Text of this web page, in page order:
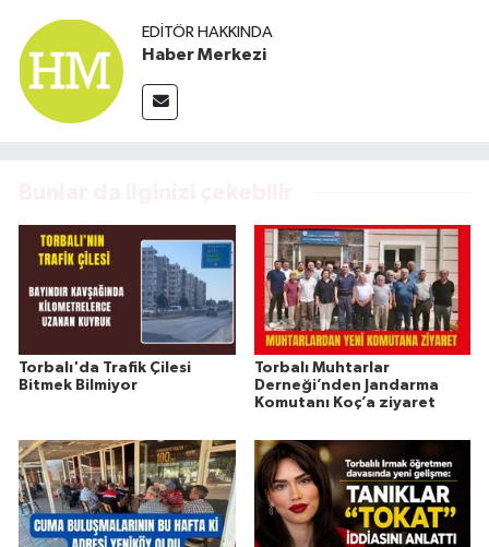
EDITÖR HAKKINDA
Haber Merkezi
Torbalı'da Trafik Çilesi
Bitmek Bilmiyor
Torbalı Muhtarlar
Derneği’nden Jandarma
Komutanı Koç’a ziyaret